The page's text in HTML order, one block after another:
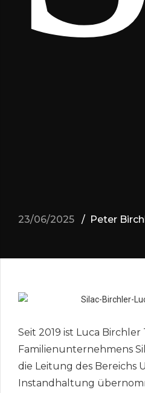
23/06/2025 Peter
Seit 2019 ist Luca Birchler
Familienunternehmens
die Leitung des Bereichs
Instandhaltung